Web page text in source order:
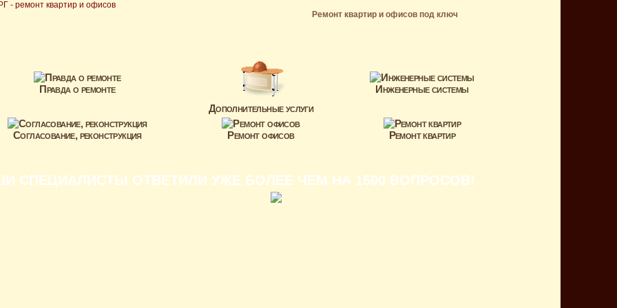
Ремонт квартир и офисов под ключ
Правда о ремонте
Дополнительные услуги
Инженерные системы
Согласование, реконструкция Ремонт офисов Ремонт квартир
СПЕЦИАЛИСТЫ ОТВЕТИЛИ УЖЕ БОЛЕЕ ЧЕМ НА 1500 ВОПРОСОВ!